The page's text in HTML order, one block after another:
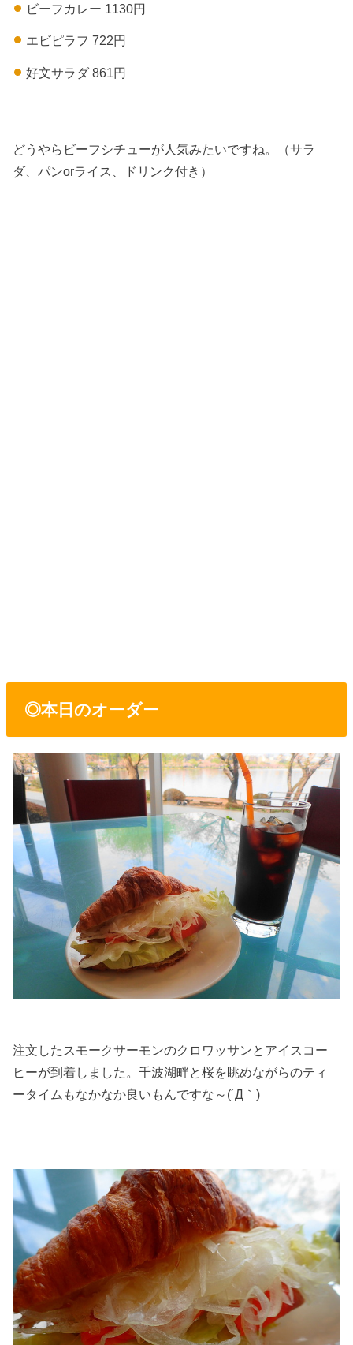
ビーフカレー 1130円
エビピラフ 722円
好文サラダ 861円
どうやらビーフシチューが人気みたいですね。（サラ
ダ、パンorライス、ドリンク付き）
◎本日のオーダー
注文したスモークサーモンのクロワッサンとアイスコー
ヒーが到着しました。千波湖畔と桜を眺めながらのティ
ータイムもなかなか良いもんですな～(´Д｀)